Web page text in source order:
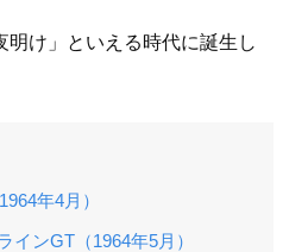
け」といえる時代に誕生し
年4月）
インGT（1964年5月）